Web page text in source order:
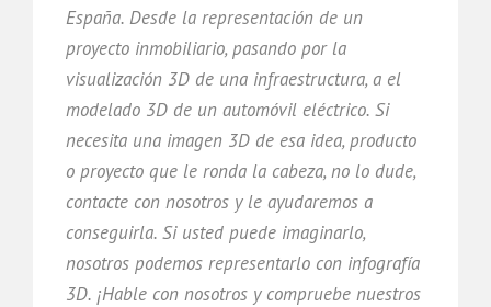
España. Desde la representación de un
proyecto inmobiliario, pasando por la
visualización 3D de una infraestructura, a el
modelado 3D de un automóvil eléctrico. Si
necesita una imagen 3D de esa idea, producto
o proyecto que le ronda la cabeza, no lo dude,
contacte con nosotros y le ayudaremos a
conseguirla. Si usted puede imaginarlo,
nosotros podemos representarlo con infografía
3D. ¡Hable con nosotros y compruebe nuestros